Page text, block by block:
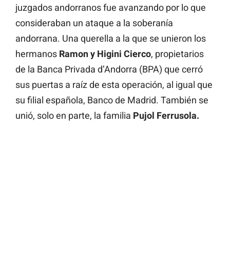
juzgados andorranos fue avanzando por lo que
consideraban un ataque a la soberanía
andorrana. Una querella a la que se unieron los
hermanos Ramon y Higini Cierco, propietarios
de la Banca Privada d’Andorra (BPA) que cerró
sus puertas a raíz de esta operación, al igual que
su filial española, Banco de Madrid. También se
unió, solo en parte, la familia Pujol Ferrusola.